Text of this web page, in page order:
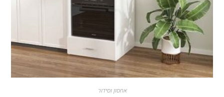
אחסון וסידור